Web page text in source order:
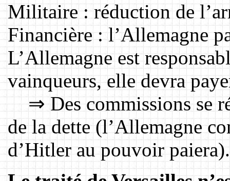
Militaire : réduction de
Financière : l’Allemagne
L’Allemagne est
vainqueurs, elle devra
⇒ Des commissions se
de la dette (l’Allemagne
d’Hitler au pouvoir paiera).